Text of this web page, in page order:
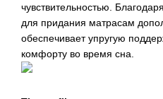
чувствительностью.
для придания матрасам
обеспечивает упругую
комфорту во время сна.